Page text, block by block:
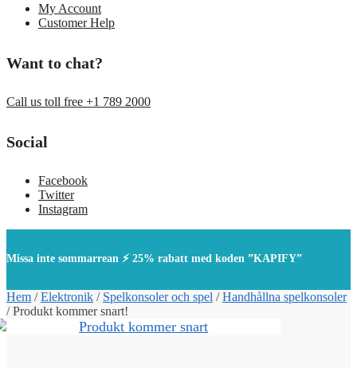
My Account
Customer Help
Want to chat?
Call us toll free +1 789 2000
Social
Facebook
Twitter
Instagram
Missa inte sommarrean ⚡ 25% rabatt med koden ”KAPIFY”
Hem /Elektronik / Spelkonsoler och spel /Handhållna spelkonsoler
/Produkt kommer snart!